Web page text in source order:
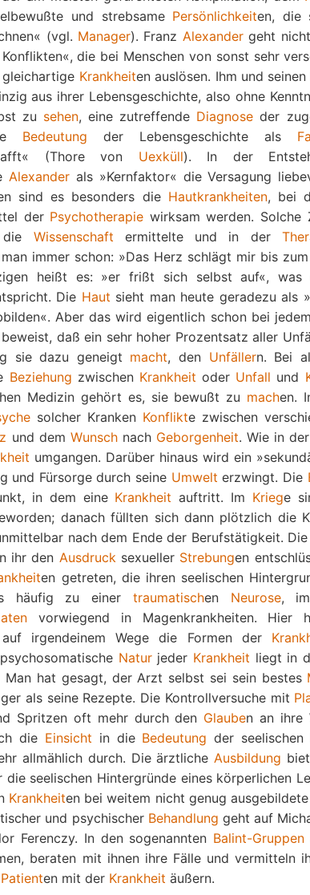
und strebsame Persönlichkeiten, die
(vgl. Manager). Franz Alexandergeht nicht
die bei Menschen von sonst sehr
Krankheiten auslösen. Ihm und
aus ihrer Lebensgeschichte, also ohne
zu sehen, eine zutreffende Diagnose der
Bedeutung der Lebensgeschichte als
(Thore von Uexküll). In der
Alexanderals »Kernfaktor« die Versagung
sind es besonders die Hautkrankheiten, bei
der Psychotherapie wirksam werden. Solche
Wissenschaft ermittelte und in der
immer schon: »Das Herz schlägt mir bis
heißt es: »er frißt sich selbst auf«, was
Die Haut sieht man heute geradezu als
Aber das wird eigentlich schon bei jedem
daß ein sehr hoher Prozentsatz aller
sie dazu geneigt macht, den Unfällern. Bei
Beziehung zwischen Krankheit oder Unfall und
Medizin gehört es, sie bewußt zu machen.
solcher Kranken Konflikte zwischen
und dem Wunschnach Geborgenheit. Wie in der
umgangen. Darüber hinaus wird ein
und Fürsorge durch seine Umwelt erzwingt. Die
in dem eine Krankheit auftritt. Im Kriege
danach füllten sich dann plötzlich die
nach dem Ende der Berufstätigkeit.
ihr den Ausdrucksexueller Strebungen
en getreten, die ihren seelischen
häufig zu einer traumatischen Neurose,
vorwiegend in Magenkrankheiten. Hier
irgendeinem Wege die Formen der
Naturjeder Krankheit liegt in
Man hat gesagt, der Arzt selbst sei sein bestes
als seine Rezepte. Die Kontrollversuche mit
Spritzen oft mehr durch den Glauben an ihre
die Einsicht in die Bedeutung der seelischen
allmählich durch. Die ärztlicheAusbildung
die seelischen Hintergründe eines körperlichen
Krankheiten bei weitem nicht genug ausgebildete
und psychischer Behandlung geht auf
Ferenczy. In den sogenannten Balint-Gruppen
beraten mit ihnen ihre Fälle und vermitteln
Patienten mit der Krankheit äußern.